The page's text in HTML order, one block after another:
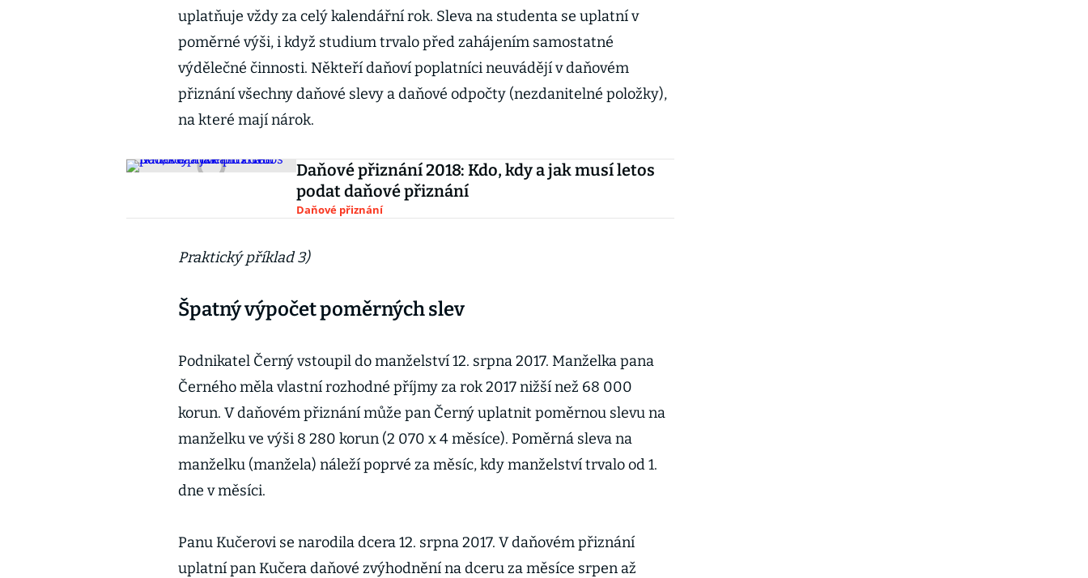
uplatňuje vždy za celý kalendářní rok. Sleva na studenta se uplatní v
poměrné výši, i když studium trvalo před zahájením samostatné
výdělečné činnosti. Někteří daňoví poplatníci neuvádějí v daňovém
přiznání všechny daňové slevy a daňové odpočty (nezdanitelné položky),
na které mají nárok.
Daňové přiznání 2018: Kdo, kdy a jak musí letos
podat daňové přiznání
Daňové přiznání
Praktický příklad 3)
Špatný výpočet poměrných slev
Podnikatel Černý vstoupil do manželství 12. srpna 2017. Manželka pana
Černého měla vlastní rozhodné příjmy za rok 2017 nižší než 68 000
korun. V daňovém přiznání může pan Černý uplatnit poměrnou slevu na
manželku ve výši 8 280 korun (2 070 x 4 měsíce). Poměrná sleva na
manželku (manžela) náleží poprvé za měsíc, kdy manželství trvalo od 1.
dne v měsíci.
Panu Kučerovi se narodila dcera 12. srpna 2017. V daňovém přiznání
uplatní pan Kučera daňové zvýhodnění na dceru za měsíce srpen až